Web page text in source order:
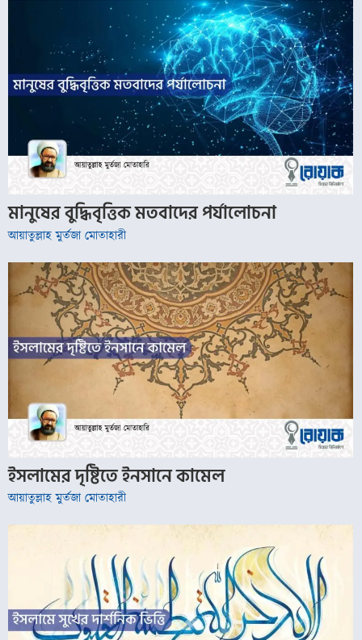
মানুষের বুদ্ধিবৃত্তিক মতবাদের পর্যালোচনা
আয়াতুল্লাহ মুর্তজা মোতাহারী
ইসলামের দৃষ্টিতে ইনসানে কামেল
আয়াতুল্লাহ মুর্তজা মোতাহারী